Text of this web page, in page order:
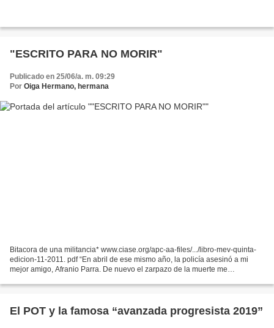
"ESCRITO PARA NO MORIR"
Publicado en 25/06/a. m. 09:29
Por Oiga Hermano, hermana
Bitacora de una militancia* www.ciase.org/apc-aa-files/.../libro-mev-quinta-
edicion-11-2011. pdf “En abril de ese mismo año, la policía asesinó a mi
mejor amigo, Afranio Parra. De nuevo el zarpazo de la muerte me
El POT y la famosa “avanzada progresista 2019”